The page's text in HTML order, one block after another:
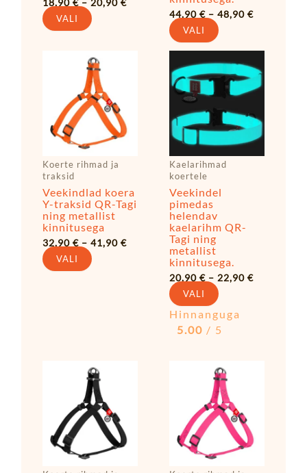
VALI 44,90€ – 48,90€
VALI
Koerte rihmad ja
traksid
Veekindlad koera
Y-traksid QR-Tagi
ning metallist
kinnitusega
32,90 € – 41,90 €
VALI
Sellel
tootel
on
mitu
varianti.
Valikuid
teha
Kaelarihmad
koertele
Veekindel
pimedas
helendav
kaelarihm QR-
Tagi ning
metallist
kinnitusega.
20,90€ – 22,90€
20,90 €
kuni
22,90 €
VALI
tootel
on
varianti.
Valikuid
teha
Hinnanguga
5.00 / 5
Sellel
tootel
on
mitu
varianti.
Valikuid
Sellel
tootel
on
mitu
varianti.
Valikuid